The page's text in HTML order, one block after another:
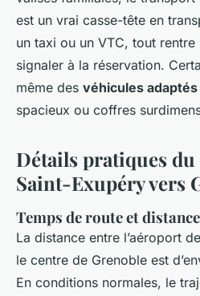
est un vrai casse-tête en
un taxi ou un VTC, tout
signaler à la réservation.
même des véhicules adaptés
spacieux ou coffres
Détails pratiques
Saint-Exupéry vers
Temps de route et
La distance entre l’aéroport
le centre de Grenoble est
En conditions normales, le